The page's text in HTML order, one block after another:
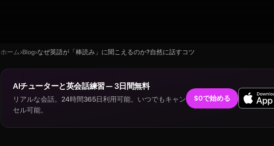
ホーム›Blog›なぜ英語が「棒読み」に聞こえるのか?自然に話すコツ
AIチューターと英会話練習 — 3日間無料
リアルな会話。24時間365日利用可能。いつでもキャン
セル可能。
$0で始める